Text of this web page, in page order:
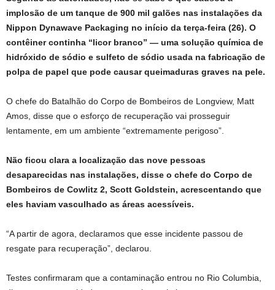
implosão de um tanque de 900 mil galões nas instalações da
Nippon Dynawave Packaging no início da terça-feira (26). O
contêiner continha “licor branco” — uma solução química de
hidróxido de sódio e sulfeto de sódio usada na fabricação de
polpa de papel que pode causar queimaduras graves na pele.
O chefe do Batalhão do Corpo de Bombeiros de Longview, Matt
Amos, disse que o esforço de recuperação vai prosseguir
lentamente, em um ambiente “extremamente perigoso”.
Não ficou clara a localização das nove pessoas
desaparecidas nas instalações, disse o chefe do Corpo de
Bombeiros de Cowlitz 2, Scott Goldstein, acrescentando que
eles haviam vasculhado as áreas acessíveis.
“A partir de agora, declaramos que esse incidente passou de
resgate para recuperação”, declarou.
Testes confirmaram que a contaminação entrou no Rio Columbia,